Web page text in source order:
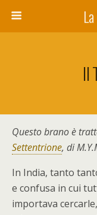
Il
Questo brano è
Settentrione, di
In India, tanto
e confusa in cui
importava